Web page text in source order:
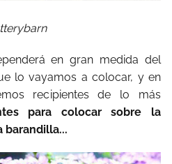
en gran medida del
lo vayamos a colocar, y en
recipientes de lo más
para colocar sobre la
barandilla...